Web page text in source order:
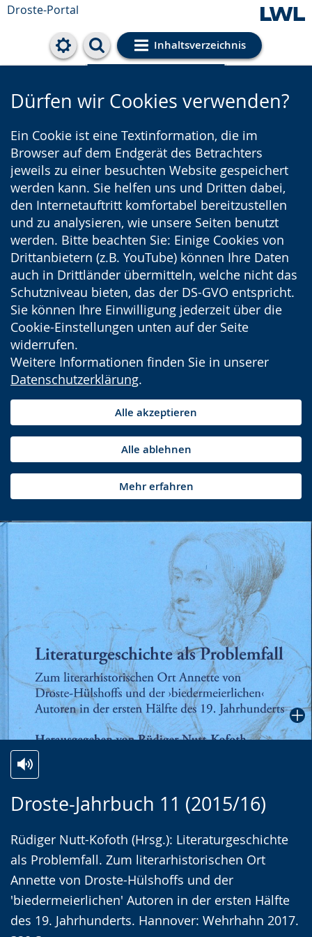
Droste-Portal
Inhaltsverzeichnis
Cookie-Einstellungen
Dürfen wir Cookies verwenden?
Ein Cookie ist eine Textinformation, die im
Browser auf dem Endgerät des Betrachters
jeweils zu einer besuchten Website gespeichert
werden kann. Sie helfen uns und Dritten dabei,
den Internetauftritt komfortabel bereitzustellen
und zu analysieren, wie unsere Seiten benutzt
werden. Bitte beachten Sie: Einige Cookies von
Drittanbietern (z.B. YouTube) können Ihre Daten
auch in Drittländer übermitteln, welche nicht das
Schutzniveau bieten, das der DS-GVO entspricht.
Sie können Ihre Einwilligung jederzeit über die
Cookie-Einstellungen unten auf der Seite
widerrufen.
Weitere Informationen finden Sie in unserer
Datenschutzerklärung.
Alle akzeptieren
Alle ablehnen
Mehr erfahren
Droste-Jahrbuch 11 (2015/16)
Rüdiger Nutt-Kofoth (Hrsg.): Literaturgeschichte
als Problemfall. Zum literarhistorischen Ort
Annette von Droste-Hülshoffs und der
'biedermeierlichen' Autoren in der ersten Hälfte
des 19. Jahrhunderts. Hannover: Wehrhahn 2017.
Leichten
wechseln.
Audio-
Video
Deutscher
Gebärdensprache
wird
angezeigt.